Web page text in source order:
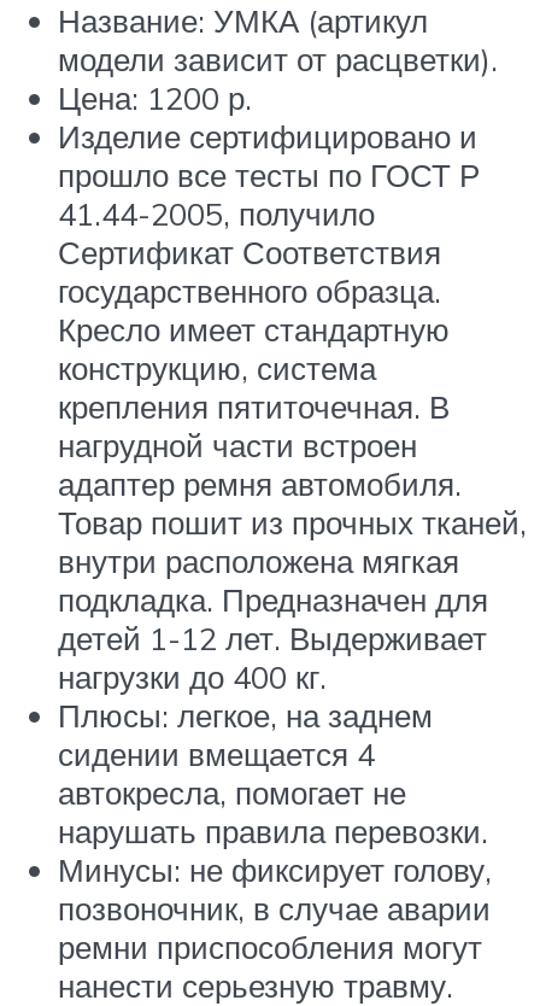
Название: УМКА (артикул
модели зависит от расцветки).
Цена: 1200 р.
Изделие сертифицировано и
прошло все тесты по ГОСТ Р
41.44-2005, получило
Сертификат Соответствия
государственного образца.
Кресло имеет стандартную
конструкцию, система
крепления пятиточечная. В
нагрудной части встроен
адаптер ремня автомобиля.
Товар пошит из прочных тканей,
внутри расположена мягкая
подкладка. Предназначен для
детей 1-12 лет. Выдерживает
нагрузки до 400 кг.
Плюсы: легкое, на заднем
сидении вмещается 4
автокресла, помогает не
нарушать правила перевозки.
Минусы: не фиксирует голову,
позвоночник, в случае аварии
ремни приспособления могут
нанести серьезную травму.